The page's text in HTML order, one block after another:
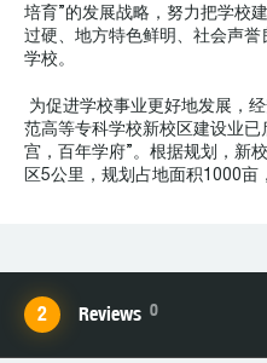
培育”的发展战略，努力把学校
过硬、地方特色鲜明、社会声誉
学校。
为促进学校事业更好地发展，
范高等专科学校新校区建设业
宫，百年学府”。根据规划，新
区5公里，规划占地面积1000亩
Reviews 0